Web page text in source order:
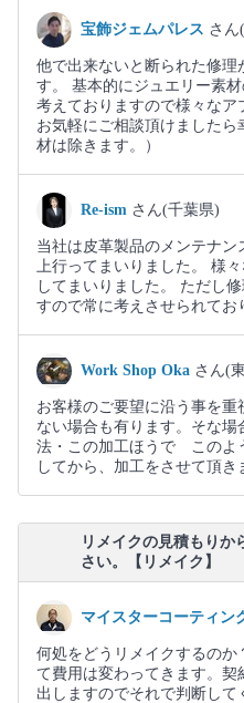
宝飾ジェムパレス さん
他で出来ないと断られた修
す。 基本的にジュエリー素
考えておりますので様々な
お気軽にご相談頂けました
材は除きます。）
Re-ism さん(千葉県)
当社は皮革製品のメンテナン
上行ってまいりました。 様
してまいりました。 ただし
すので常に考えさせられてお
Work Shop Oka さん(
お客様のご要望に沿う事を
ない場合も有ります。そな
法・この加工ほうで このよ
してから、加工をさせて頂き
リメイクの見積もりか
さい。【リメイク】
マイスターコーティン
何処をどうリメイクするのか
て費用は変わってきます。
出しますのでそれで判断し